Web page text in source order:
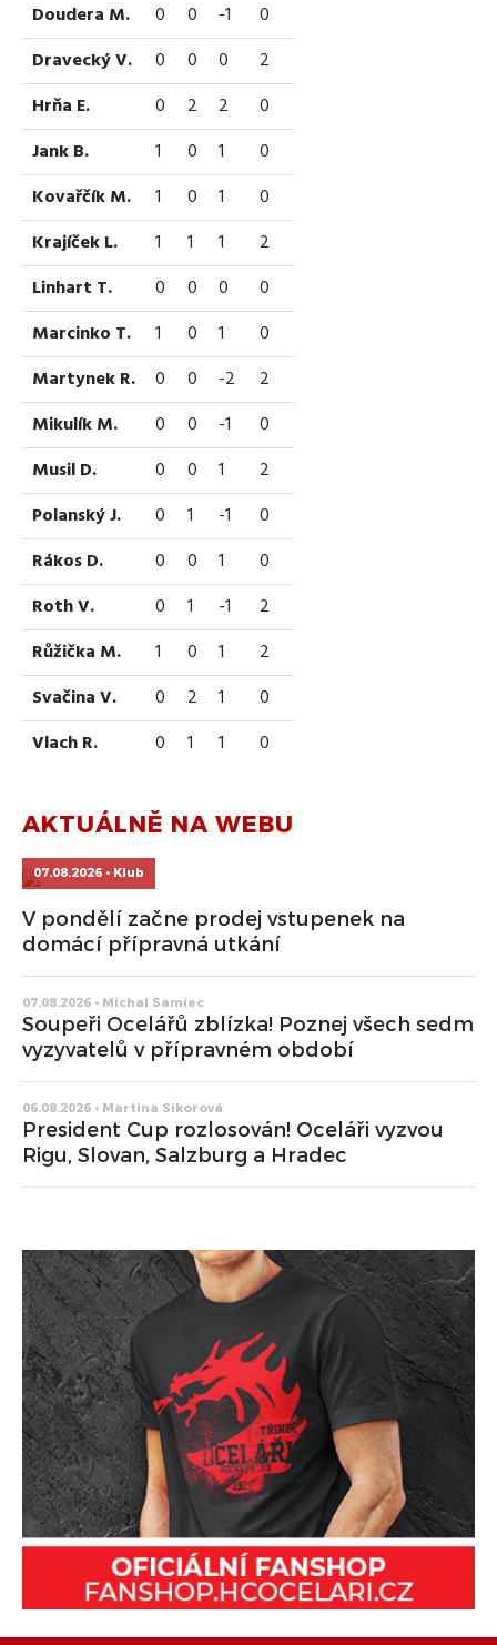
Doudera M.
0 0 -1
0
Dravecký V.
0 0 0
2
Hrňa E.
0 2 2
0
Jank B.
1 0 1
0
Kovařčík M.
1 0 1
0
Krajíček L.
1 1 1
2
Linhart T.
0 0 0
0
Marcinko T.
1 0 1
0
Martynek R.
0 0 -2
2
Mikulík M.
0 0 -1
0
Musil D.
0 0 1
2
Polanský J.
0 1 -1
0
Rákos D.
0 0 1
0
Roth V.
0 1 -1
2
Růžička M.
1 0 1
2
Svačina V.
0 2 1
0
Vlach R.
0 1 1 0
AKTUÁLNĚ NA WEBU
07.08.2026 • Klub
V pondělí začne prodej vstupenek na
domácí přípravná utkání
07.08.2026 • Michal Samiec
Soupeři Ocelářů zblízka! Poznej všech sedm
vyzyvatelů v přípravném období
06.08.2026 • Martina Sikorová
President Cup rozlosován! Oceláři vyzvou
Rigu, Slovan, Salzburg a Hradec